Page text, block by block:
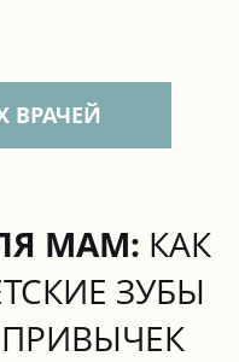
ВРАЧЕЙ
МАМ: КАК
ЗУБЫ